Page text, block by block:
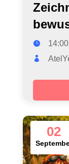
02